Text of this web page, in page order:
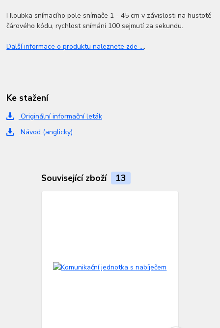
Hloubka snímacího pole snímače 1 - 45 cm v závislosti na hustotě
čárového kódu, rychlost snímání 100 sejmutí za sekundu.
Další informace o produktu naleznete zde ....
Ke stažení
Originální informační leták
Návod (anglicky)
Související zboží 13